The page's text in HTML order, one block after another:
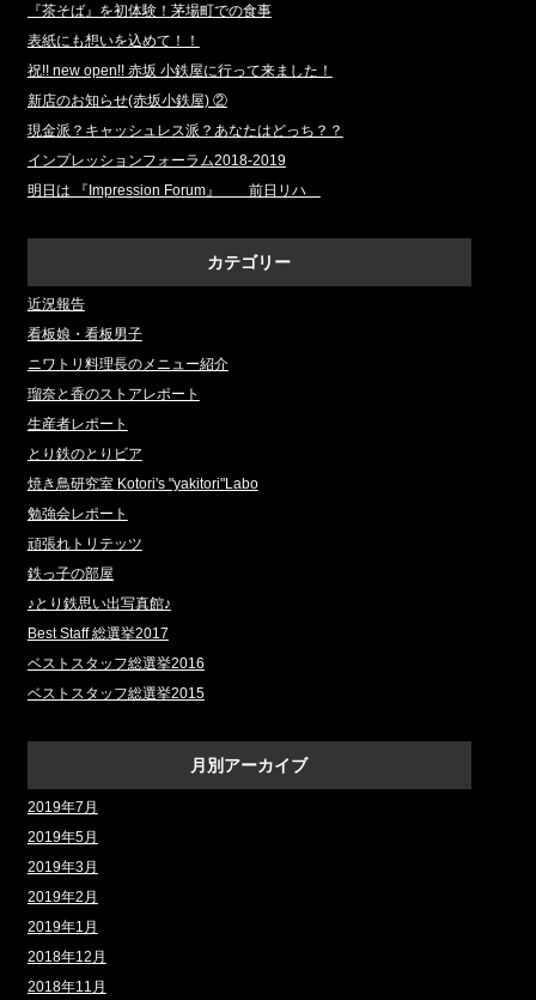
『茶そば』を初体験！茅場町での食事
表紙にも想いを込めて！！
祝!! new open!! 赤坂 小鉄屋に行って来ました！
新店のお知らせ(赤坂小鉄屋) ②
現金派？キャッシュレス派？あなたはどっち？？
インプレッションフォーラム2018‐2019
明日は 『Impression Forum』 前日リハ
カテゴリー
近況報告
看板娘・看板男子
ニワトリ料理長のメニュー紹介
瑠奈と香のストアレポート
生産者レポート
とり鉄のとりビア
焼き鳥研究室 Kotori's "yakitori"Labo
勉強会レポート
頑張れトリテッツ
鉄っ子の部屋
♪とり鉄思い出写真館♪
Best Staff 総選挙2017
ベストスタッフ総選挙2016
ベストスタッフ総選挙2015
月別アーカイブ
2019年7月
2019年5月
2019年3月
2019年2月
2019年1月
2018年12月
2018年11月